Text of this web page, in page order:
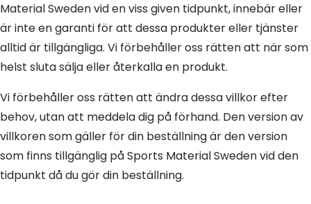
Material Sweden vid en viss given tidpunkt, innebär eller
är inte en garanti för att dessa produkter eller tjänster
alltid är tillgängliga. Vi förbehåller oss rätten att när som
helst sluta sälja eller återkalla en produkt.
Vi förbehåller oss rätten att ändra dessa villkor efter
behov, utan att meddela dig på förhand. Den version av
villkoren som gäller för din beställning är den version
som finns tillgänglig på Sports Material Sweden vid den
tidpunkt då du gör din beställning.